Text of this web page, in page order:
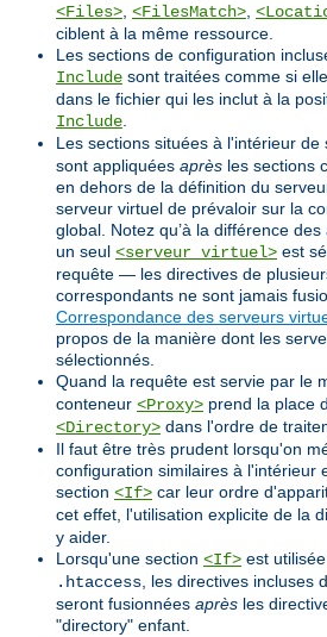
<Files>, <FilesMatch>,
ciblent à la même ressource.
Les sections de configuration
Include sont traitées comme si
dans le fichier qui les inclut à la
Include.
Les sections situées à l'intérieur de
sont appliquées après les sections
en dehors de la définition du
serveur virtuel de prévaloir sur la
global. Notez qu’à la différence
un seul <serveur virtuel> est
requête — les directives de
correspondants ne sont jamais
Correspondance des serveurs
propos de la manière dont les
sélectionnés.
Quand la requête est servie par le
conteneur <Proxy> prend la place
<Directory> dans l'ordre de
Il faut être très prudent lorsqu'on
configuration similaires à l'intérieur
section <If> car leur ordre
cet effet, l'utilisation explicite de la
y aider.
Lorsqu'une section <If> est
.htaccess, les directives incluses
seront fusionnées après les
"directory" enfant.